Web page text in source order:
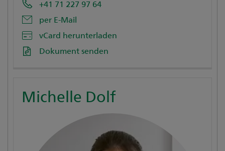
+41 71 227 97 64
per E-Mail
vCard herunterladen
Dokument senden
Michelle Dolf